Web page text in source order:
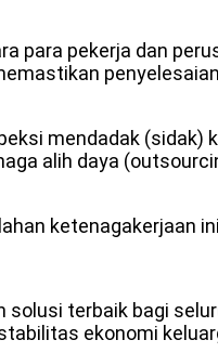
pekerja dan
mendadak (sidak)
alih daya
ketenagakerjaan
terbaik bagi
ekonomi